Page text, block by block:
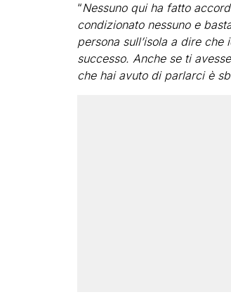
“Nessuno qui ha fatto
condizionato nessuno e
persona sull’isola a dire
successo. Anche se ti
che hai avuto di parlarci è